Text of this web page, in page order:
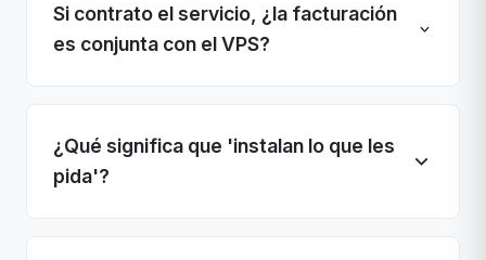
Si contrato el servicio, ¿la facturación
es conjunta con el VPS?
¿Qué significa que 'instalan lo que les
pida'?